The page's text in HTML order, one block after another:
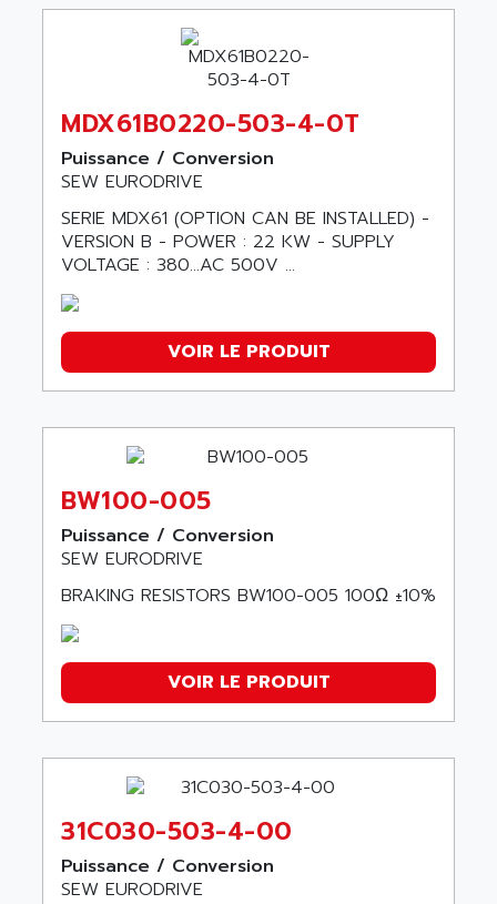
MDX61B0220-503-4-0T
Puissance / Conversion
SEW EURODRIVE
SERIE MDX61 (OPTION CAN BE INSTALLED) -
VERSION B - POWER : 22 KW - SUPPLY
VOLTAGE : 380…AC 500V ...
VOIR LE PRODUIT
BW100-005
Puissance / Conversion
SEW EURODRIVE
BRAKING RESISTORS BW100-005 100Ω ±10%
VOIR LE PRODUIT
31C030-503-4-00
Puissance / Conversion
SEW EURODRIVE